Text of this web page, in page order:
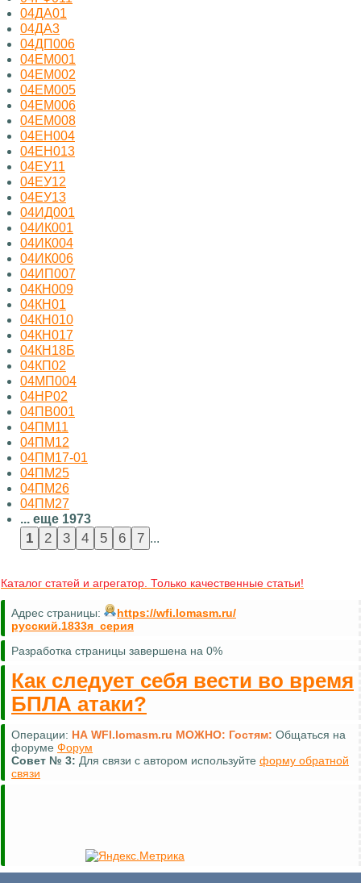
04ДА01
04ДА3
04ДП006
04ЕМ001
04ЕМ002
04ЕМ005
04ЕМ006
04ЕМ008
04ЕН004
04ЕН013
04ЕУ11
04ЕУ12
04ЕУ13
04ИД001
04ИК001
04ИК004
04ИК006
04ИП007
04КН009
04КН01
04КН010
04КН017
04КН18Б
04КП02
04МП004
04НР02
04ПВ001
04ПМ11
04ПМ12
04ПМ17-01
04ПМ25
04ПМ26
04ПМ27
... еще 1973
...
Каталог статей и агрегатор. Только качественные статьи!
Адрес страницы:
https://wfi.lomasm.ru/
русский.1833я_серия
Разработка страницы завершена на 0%
Как следует себя вести во время
БПЛА атаки?
Операции: НА WFI.lomasm.ru МОЖНО: Гостям: Общаться на
форуме Форум
Совет № 3: Для связи с автором используйте форму обратной
связи